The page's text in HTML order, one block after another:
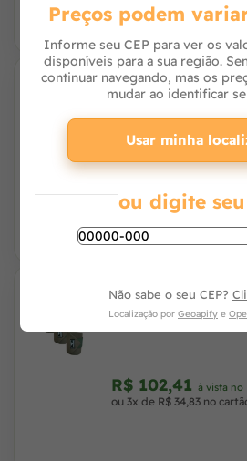
Caneleira Dianteira
R$ 303,80
ou 10x de R$ 31,93 com
Liga de Descanso
Roxa Ref 3272
R$ 102,41 à vista no
ou 3x de R$ 34,83 no
Preços podem
Informe seu CEP para ver os
disponíveis para a sua região.
continuar navegando, mas os
mudar ao identificar
Usar minha
ou digite seu
Não sabe o seu CEP?
Localização por Geoapify e